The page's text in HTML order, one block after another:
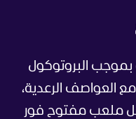
بموجب البروتوكول
العواصف الرعدية،
ملعب مفتوح فور